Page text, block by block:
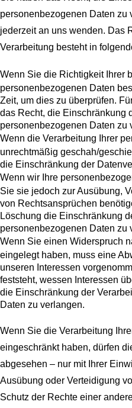
personenbezogenen Daten
jederzeit an uns wenden. Das
Verarbeitung besteht in
Wenn Sie die Richtigkeit Ihrer
personenbezogenen Daten
Zeit, um dies zu überprüfen.
das Recht, die Einschränkung
personenbezogenen Daten zu
Wenn die Verarbeitung Ihrer
unrechtmäßig geschah/
die Einschränkung der
Wenn wir Ihre
Sie sie jedoch zur Ausübung,
von Rechtsansprüchen
Löschung die Einschränkung
personenbezogenen Daten zu
Wenn Sie einen Widerspruch
eingelegt haben, muss eine
unseren Interessen
feststeht, wessen Interessen
die Einschränkung der
Daten zu verlangen.
Wenn Sie die Verarbeitung
eingeschränkt haben, dürfen
abgesehen – nur mit Ihrer
Ausübung oder Verteidigung
Schutz der Rechte einer